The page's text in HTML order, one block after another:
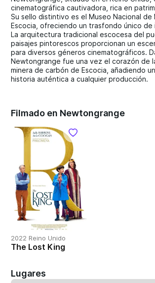
cinematográfica cautivadora, rica en
Su sello distintivo es el Museo Nacional de
Escocia, ofreciendo un trasfondo único de
La arquitectura tradicional escocesa del
paisajes pintorescos proporcionan un
para diversos géneros cinematográficos.
Newtongrange fue una vez el corazón de
minera de carbón de Escocia, añadiendo
historia auténtica a cualquier producción.
Filmado en Newtongrange
2022 Reino Unido
The Lost King
Lugares